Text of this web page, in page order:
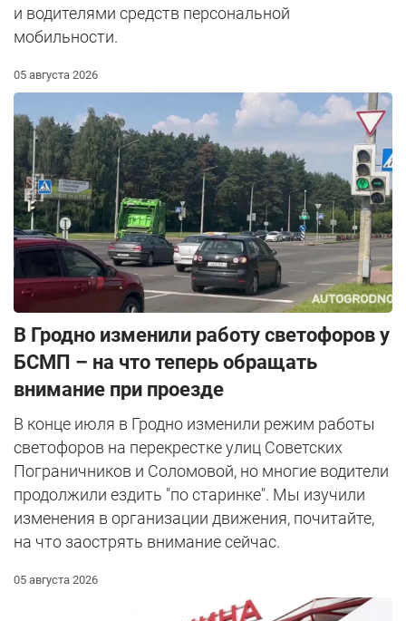
и водителями средств персональной
мобильности.
05 августа 2026
В Гродно изменили работу светофоров у
БСМП – на что теперь обращать
внимание при проезде
В конце июля в Гродно изменили режим работы
светофоров на перекрестке улиц Советских
Пограничников и Соломовой, но многие водители
продолжили ездить "по старинке". Мы изучили
изменения в организации движения, почитайте,
на что заострять внимание сейчас.
05 августа 2026